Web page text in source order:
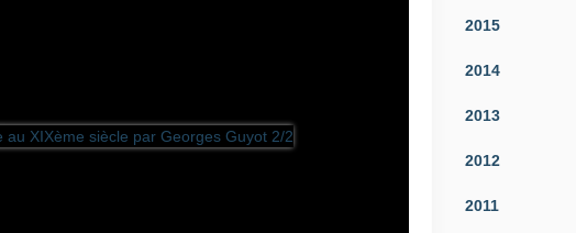
2015
2014
2013
2012
2011